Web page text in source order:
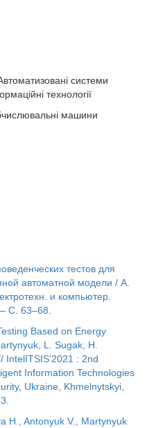
системи
технології
машини
тестов для
автоматной модели / А.
и компьютер.
С. 63–68.
Based on Energy
L. Sugak, H.
IntelITSIS’2021 : 2nd
Information Technologies
Ukraine, Khmelnytskyi,
H., Antonyuk V., Martynyuk